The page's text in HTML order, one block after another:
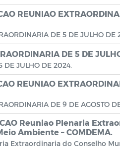
REUNIAO
DE 5 DE JULHO DE
DE 5 DE
DE JULHO DE 2024.
REUNIAO
DE 9 DE AGOSTO
Reuniao Plenaria
Ambiente – COMDEMA.
Extraordinaria do Conselho